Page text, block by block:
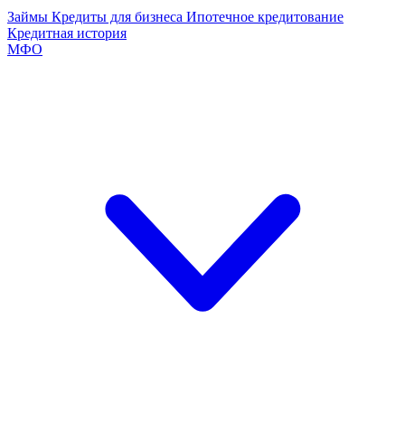
Займы Кредиты для бизнеса Ипотечное кредитование
Кредитная история
МФО